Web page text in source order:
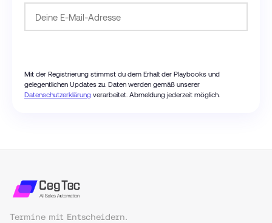
Mit der Registrierung stimmst du dem Erhalt der Playbooks und
gelegentlichen Updates zu. Daten werden gemäß unserer
Datenschutzerklärung verarbeitet. Abmeldung jederzeit möglich.
Termine mit Entscheidern.